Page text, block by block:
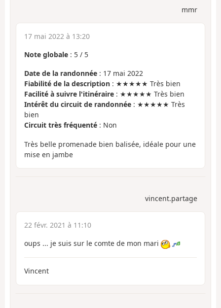
mmr
17 mai 2022 à 13:20
Note globale : 5 / 5
Date de la randonnée : 17 mai 2022
Fiabilité de la description : ★★★★★ Très bien
Facilité à suivre l'itinéraire : ★★★★★ Très bien
Intérêt du circuit de randonnée : ★★★★★ Très
bien
Circuit très fréquenté : Non
Très belle promenade bien balisée, idéale pour une
mise en jambe
vincent.partage
22 févr. 2021 à 11:10
oups ... je suis sur le comte de mon mari
Vincent